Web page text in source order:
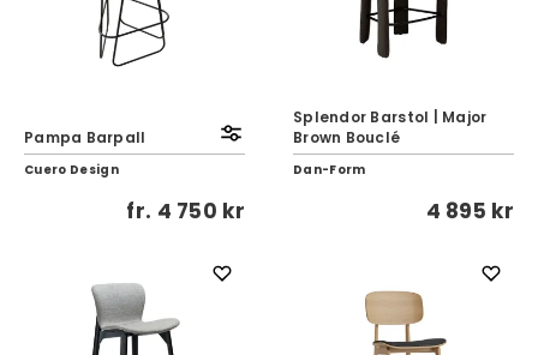
Pampa Barpall
Cuero Design
fr. 4 750 kr
Splendor Barstol | Major
Brown Bouclé
Dan-Form
4 895 kr